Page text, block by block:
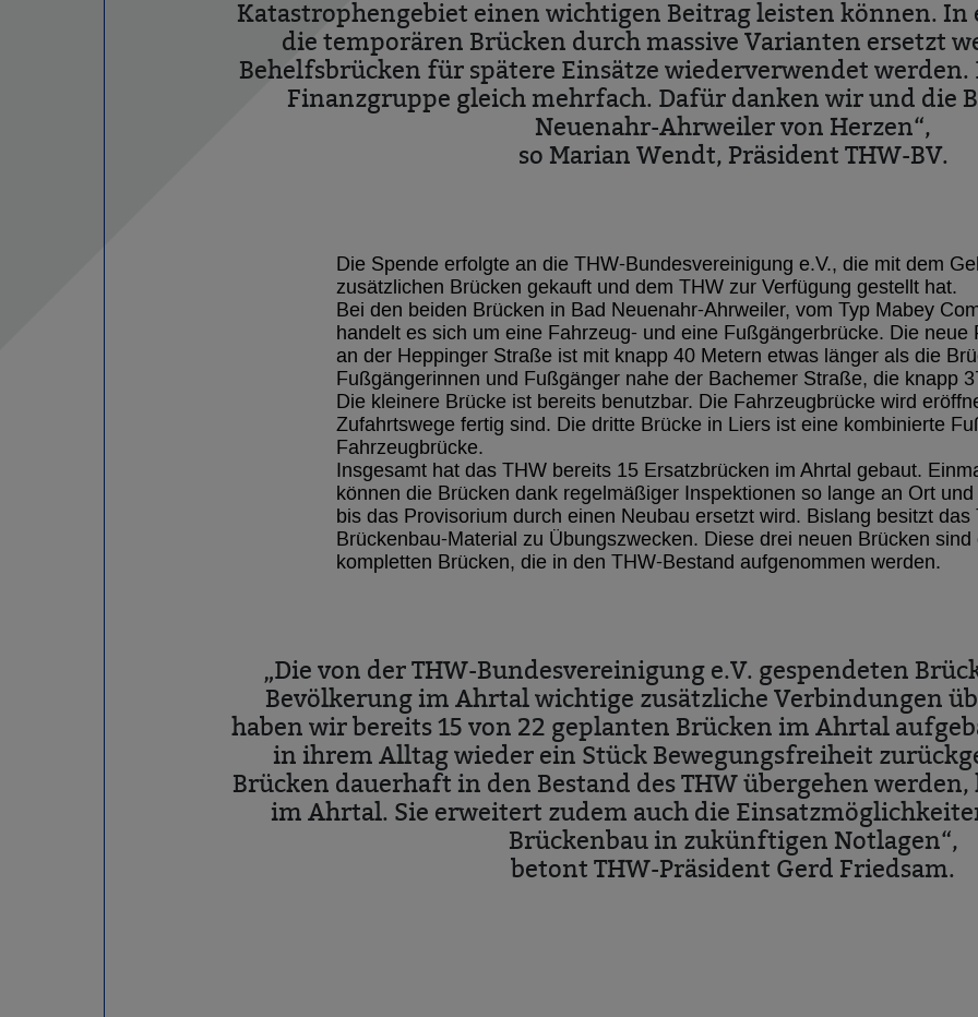
Katastrophengebiet einen wichtigen Beitrag leisten können. In
die temporären Brücken durch massive Varianten ersetzt
Behelfsbrücken für spätere Einsätze wiederverwendet
Finanzgruppe gleich mehrfach. Dafür danken wir und die
Neuenahr-Ahrweiler von Herzen“,
so Marian Wendt, Präsident THW-BV.
Die Spende erfolgte an die THW-Bundesvereinigung e.V., die mit dem
zusätzlichen Brücken gekauft und dem THW zur Verfügung gestellt hat.
Bei den beiden Brücken in Bad Neuenahr-Ahrweiler, vom Typ Mabey
handelt es sich um eine Fahrzeug- und eine Fußgängerbrücke. Die neue
an der Heppinger Straße ist mit knapp 40 Metern etwas länger als die
Fußgängerinnen und Fußgänger nahe der Bachemer Straße, die knapp
Die kleinere Brücke ist bereits benutzbar. Die Fahrzeugbrücke wird
Zufahrtswege fertig sind. Die dritte Brücke in Liers ist eine kombinierte
Fahrzeugbrücke.
Insgesamt hat das THW bereits 15 Ersatzbrücken im Ahrtal gebaut.
können die Brücken dank regelmäßiger Inspektionen so lange an Ort
bis das Provisorium durch einen Neubau ersetzt wird. Bislang besitzt das
Brückenbau-Material zu Übungszwecken. Diese drei neuen Brücken sind
kompletten Brücken, die in den THW-Bestand aufgenommen werden.
„Die von der THW-Bundesvereinigung e.V. gespendeten
Bevölkerung im Ahrtal wichtige zusätzliche Verbindungen
haben wir bereits 15 von 22 geplanten Brücken im Ahrtal
in ihrem Alltag wieder ein Stück Bewegungsfreiheit
Brücken dauerhaft in den Bestand des THW übergehen
im Ahrtal. Sie erweitert zudem auch die
Brückenbau in zukünftigen Notlagen“,
betont THW-Präsident Gerd Friedsam.